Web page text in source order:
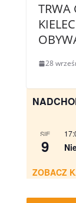
TRWA
28
SIE
9
ZOBACZ